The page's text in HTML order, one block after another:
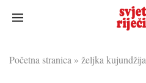
Početna stranica » željka kujundžija